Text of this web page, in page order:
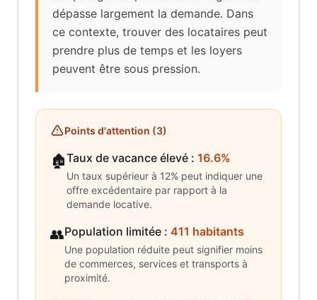
dépasse largement la demande. Dans
ce contexte, trouver des locataires peut
prendre plus de temps et les loyers
peuvent être sous pression.
Points d'attention (3)
🏚️Taux de vacance élevé : 16.6%
Un taux supérieur à 12% peut indiquer une
offre excédentaire par rapport à la
demande locative.
👥Population limitée : 411 habitants
Une population réduite peut signifier moins
de commerces, services et transports à
proximité.